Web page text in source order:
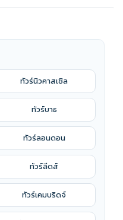
ะวัติศาสตร์บาธ ชม
คสเปียร์ที่สแตรทฟอร์ด
น
สายการบิน
calendar_todayอิสระ 1 วัน
กิ้งแฮม